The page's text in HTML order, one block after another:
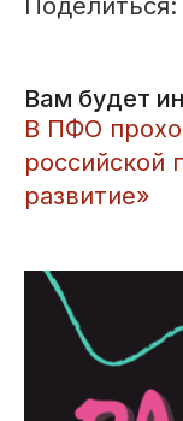
Вам будет
​В ПФО
российской
развитие»